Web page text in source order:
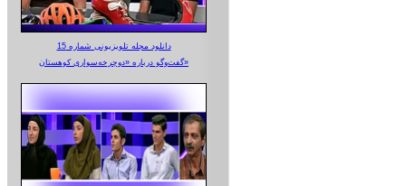
دانلود مجله تلویزیونی شماره 15
گفت‌وگو درباره «دوچرخه‌سواری کوهستان»